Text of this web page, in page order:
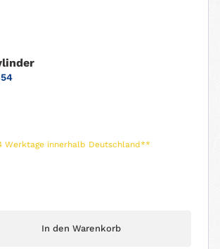
Werktage innerhalb Deutschland**
In den Warenkorb